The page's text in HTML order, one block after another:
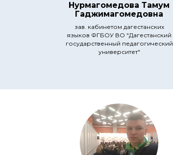
Нурмагомедова Тамум
Гаджимагомедовна
зав. кабинетом дагестанских
языков ФГБОУ ВО "Дагестанский
государственный педагогический
университет"